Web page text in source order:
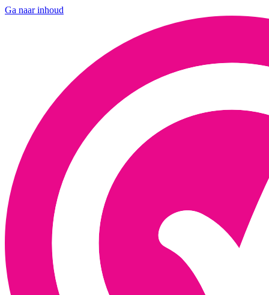
Ga naar inhoud